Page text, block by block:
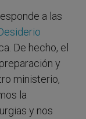
a las
De hecho, el
y
ministerio,
la
y nos